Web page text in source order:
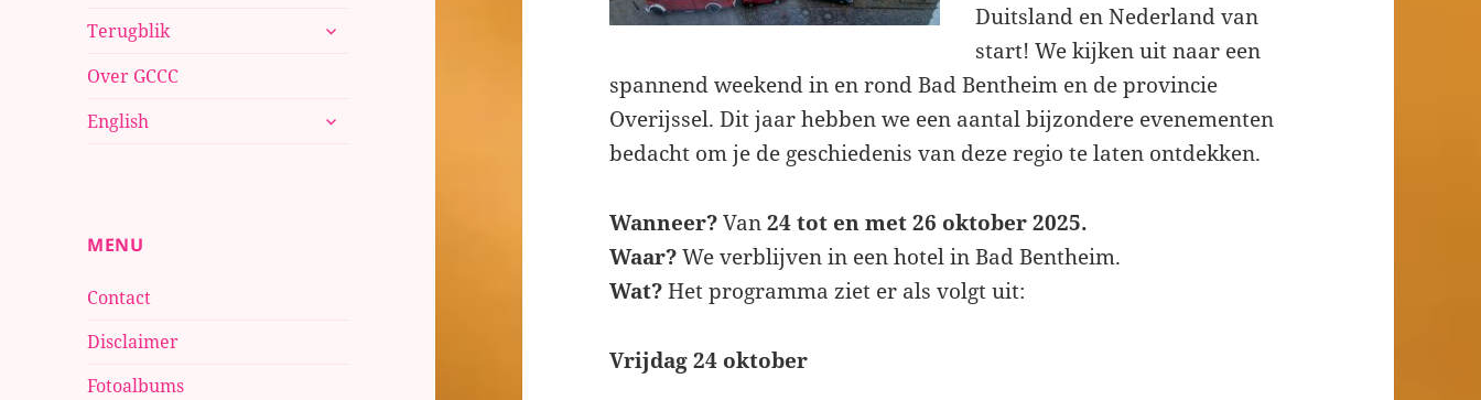
Terugblik
submenu
Over GCCC
English
submenu
MENU
Contact
Disclaimer
Fotoalbums
Duitsland en Nederland van
start! We kijken uit naar een
spannend weekend in en rond Bad Bentheim en de provincie
Overijssel. Dit jaar hebben we een aantal bijzondere evenementen
bedacht om je de geschiedenis van deze regio te laten ontdekken.
Wanneer?Van24 tot en met 26 oktober 2025.
Waar?We verblijven in een hotel in Bad Bentheim.
Wat?Het programma ziet er als volgt uit:
Vrijdag 24 oktober